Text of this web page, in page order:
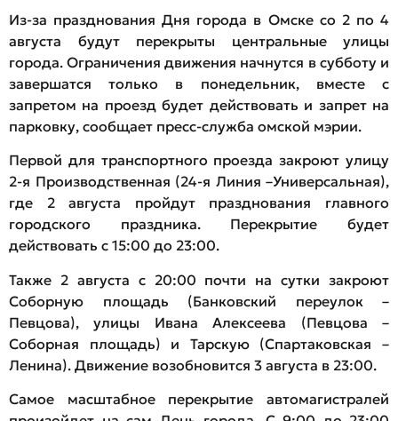
Из-за празднования Дня города в Омске со 2 по 4
августа будут перекрыты центральные улицы
города. Ограничения движения начнутся в субботу и
завершатся только в понедельник, вместе с
запретом на проезд будет действовать и запрет на
парковку, сообщает пресс-служба омской мэрии.
Первой для транспортного проезда закроют улицу
2-я Производственная (24-я Линия –Универсальная),
где 2 августа пройдут празднования главного
городского праздника. Перекрытие будет
действовать с 15:00 до 23:00.
Также 2 августа с 20:00 почти на сутки закроют
Соборную площадь (Банковский переулок –
Певцова), улицы Ивана Алексеева (Певцова –
Соборная площадь) и Тарскую (Спартаковская –
Ленина). Движение возобновится 3 августа в 23:00.
Самое масштабное перекрытие автомагистралей